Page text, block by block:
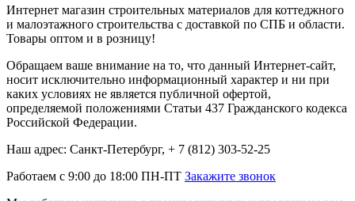
Интернет магазин строительных материалов для коттеджного
и малоэтажного строительства с доставкой по СПБ и области.
Товары оптом и в розницу!
Обращаем ваше внимание на то, что данный Интернет-сайт,
носит исключительно информационный характер и ни при
каких условиях не является публичной офертой,
определяемой положениями Статьи 437 Гражданского кодекса
Российской Федерации.
Наш адрес: Санкт-Петербург, + 7 (812) 303-52-25
Работаем с 9:00 до 18:00 ПН-ПТ Закажите звонок